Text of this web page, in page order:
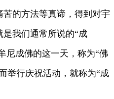
的方法等真谛，得到对宇
我们通常所说的“成
尼成佛的这一天，称为“佛
举行庆祝活动，就称为“成